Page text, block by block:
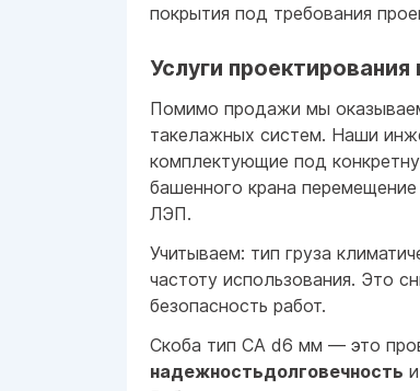
покрытия под требования
Услуги проектирования
Помимо продажи мы
такелажных систем. Наши
комплектующие под
башенного крана
ЛЭП.
Учитываем: тип груза
частоту использования. Это
безопасность работ.
Скоба тип СА d6 мм — это
надежностьдолговечность и